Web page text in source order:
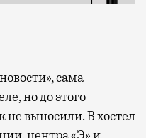
сама
но до этого
выносили. В хостел